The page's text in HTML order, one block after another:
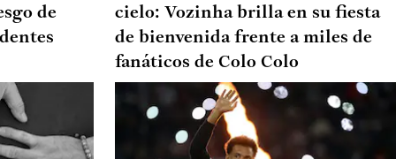
de
cielo: Vozinha brilla en su fiesta
de bienvenida frente a miles de
fanáticos de Colo Colo